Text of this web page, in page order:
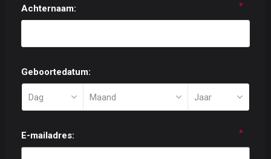
Achternaam: *
Geboortedatum:
E-mailadres: *